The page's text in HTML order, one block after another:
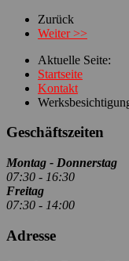
Zurück
Weiter >>
Aktuelle Seite:
Startseite
Kontakt
Geschäftszeiten
Montag - Donnerstag
07:30 - 16:30
Freitag
07:30 - 14:00
Adresse